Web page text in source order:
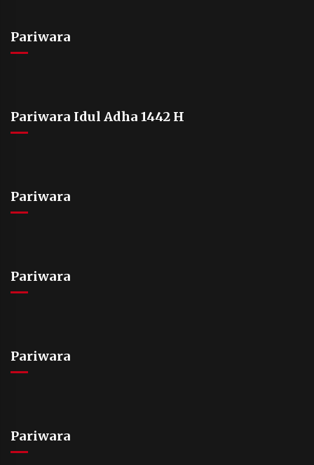
Pariwara
Pariwara Idul Adha 1442 H
Pariwara
Pariwara
Pariwara
Pariwara